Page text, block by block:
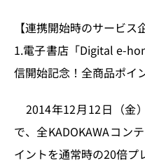
【連携開始時のサービス
1.電子書店「Digital e-
信開始記念！全商品ポイ
2014年12月12日（金
で、全KADOKAWAコン
イントを通常時の20倍プ